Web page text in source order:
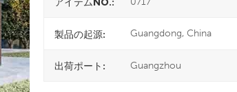
製品の起源: Guangdong, China
出荷ポート: Guangzhou